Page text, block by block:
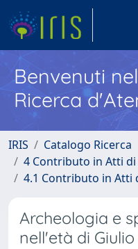
Benvenuti
Ricerca
IRIS
Catalogo Ricerca
4 Contributo in Atti
4.1 Contributo in Atti
Archeologia e
nell'età di Giulio